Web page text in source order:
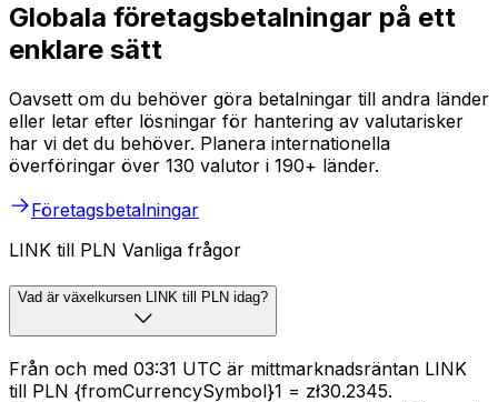
Globala företagsbetalningar på ett
enklare sätt
Oavsett om du behöver göra betalningar till andra länder
eller letar efter lösningar för hantering av valutarisker
har vi det du behöver. Planera internationella
överföringar över 130 valutor i 190+ länder.
Företagsbetalningar
LINK till PLN Vanliga frågor
Vad är växelkursen LINK till PLN idag?
Från och med 03:31 UTC är mittmarknadsräntan LINK
till PLN {fromCurrencySymbol}1 = zł30.2345.